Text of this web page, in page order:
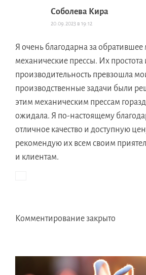
Соболева Кира
20.09.2023 в 19:12
Я очень благодарна за
механические прессы. Их простота
производительность превзошла
производственные задачи были
этим механическим прессам
ожидала. Я по-настоящему
отличное качество и доступную
рекомендую их всем своим
и клиентам.
Комментирование закрыто